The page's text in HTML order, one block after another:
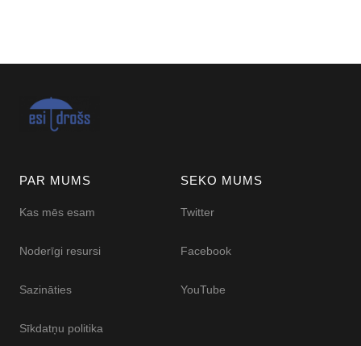
PAR MUMS
Kas mēs esam
Noderīgi resursi
Sazināties
Sīkdatņu politika
SEKO MUMS
Twitter
Facebook
YouTube